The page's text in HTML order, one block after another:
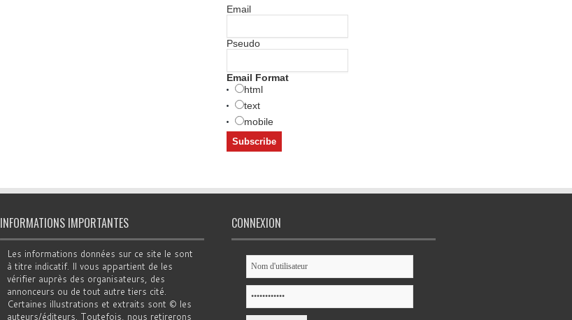
Email
Pseudo
Email Format
html
text
mobile
INFORMATIONS IMPORTANTES
Les informations données sur ce site le sont
à titre indicatif. Il vous appartient de les
vérifier auprès des organisateurs, des
annonceurs ou de tout autre tiers cité.
Certaines illustrations et extraits sont © les
auteurs/éditeurs. Toutefois, nous retirerons
CONNEXION